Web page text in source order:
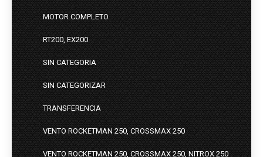
MOTOR COMPLETO
RT200, EX200
SIN CATEGORIA
SIN CATEGORIZAR
TRANSFERENCIA
VENTO ROCKETMAN 250, CROSSMAX 250
VENTO ROCKETMAN 250, CROSSMAX 250, NITROX 250